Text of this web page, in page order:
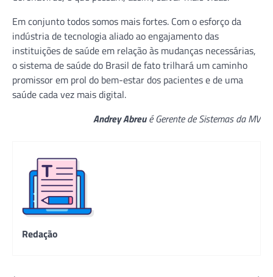
Em conjunto todos somos mais fortes. Com o esforço da
indústria de tecnologia aliado ao engajamento das
instituições de saúde em relação às mudanças necessárias,
o sistema de saúde do Brasil de fato trilhará um caminho
promissor em prol do bem-estar dos pacientes e de uma
saúde cada vez mais digital.
Andrey Abreué Gerente de Sistemas da MV
Redação